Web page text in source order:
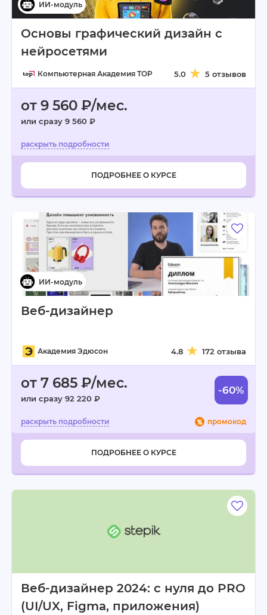
Основы графический дизайн с
нейросетями
Компьютерная Академия TOP 5.0 5 отзывов
от 9 560 ₽/мес.
или сразу 9 560 ₽
ПОДРОБНЕЕ О КУРСЕ
Веб-дизайнер
Академия Эдюсон 4.8 172 отзыва
от 7 685 ₽/мес.
или сразу 92 220 ₽
-60%
промокод
ПОДРОБНЕЕ О КУРСЕ
Веб-дизайнер 2024: с нуля до PRO
(UI/UX, Figma, приложения)